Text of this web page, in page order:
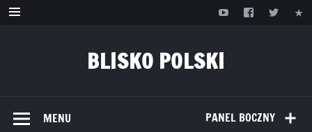
Przejdź
BLISKO POLSKI
PANEL BOCZNY
MENU